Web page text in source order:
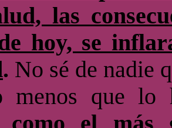
las
hoy, se
. No sé de nadie
menos que lo